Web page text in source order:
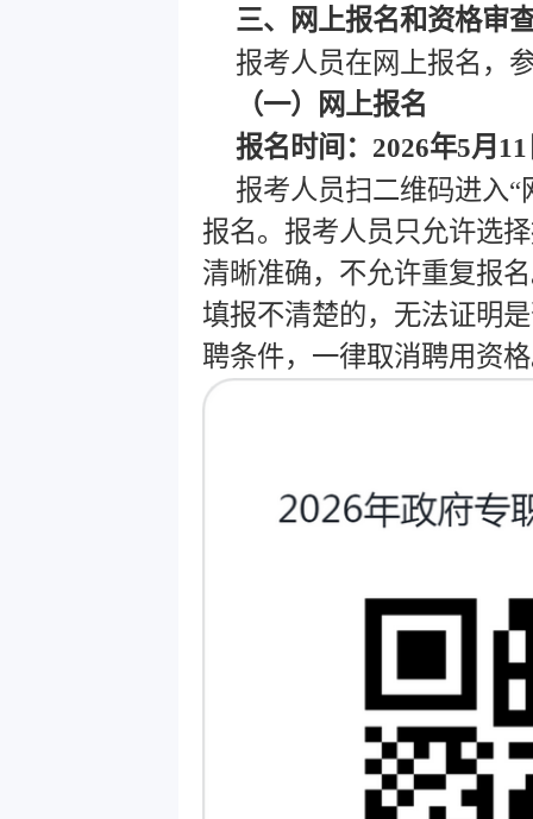
三、网上报名和资格审
报考人员在网上报名，
（一）网上报名
报名时间：2026年5月
报考人员扫二维码进入
报名。报考人员只允许选
清晰准确，不允许重复报
填报不清楚的，无法证明
聘条件，一律取消聘用资